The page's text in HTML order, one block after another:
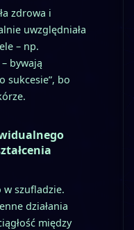
zdrowa i
uwzględniała
– np.
bywają
sukcesie”, bo
w szufladzie.
działania
między